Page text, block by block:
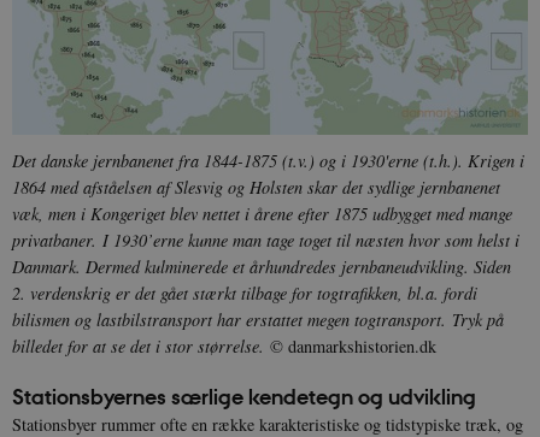
Det danske jernbanenet fra 1844-1875 (t.v.) og i 1930'erne (t.h.). Krigen i
1864 med afståelsen af Slesvig og Holsten skar det sydlige jernbanenet
væk, men i Kongeriget blev nettet i årene efter 1875 udbygget med mange
privatbaner. I 1930’erne kunne man tage toget til næsten hvor som helst i
Danmark. Dermed kulminerede et århundredes jernbaneudvikling. Siden
2. verdenskrig er det gået stærkt tilbage for togtrafikken, bl.a. fordi
bilismen og lastbilstransport har erstattet megen togtransport. Tryk på
billedet for at se det i stor størrelse. © danmarkshistorien.dk
Stationsbyernes særlige kendetegn og udvikling
Stationsbyer rummer ofte en række karakteristiske og tidstypiske træk, og